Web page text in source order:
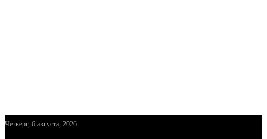
Четверг, 6 августа, 2026